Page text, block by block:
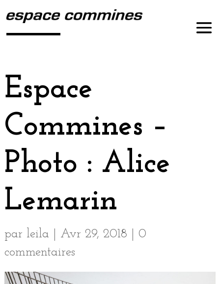
Espace
Commines –
Photo : Alice
Lemarin
par leila Avr 29, 2018
0
commentaires